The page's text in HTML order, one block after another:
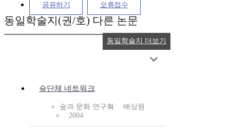
공유하기 오류접수
동일학술지(권/호) 다른 논문
숲단체 네트워크
숲과 문화 연구회
배상원
2004
동일학술지 더보기